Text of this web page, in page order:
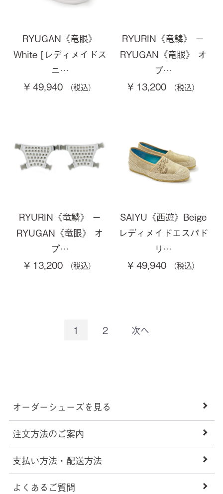
RYUGAN《竜眼》
White [レディメイドス
ニ…
¥ 49,940
RYURIN《竜鱗》 ー
RYUGAN《竜眼》 オ
プ…
¥ 13,200
RYURIN《竜鱗》 ー
RYUGAN《竜眼》 オ
プ…
¥ 13,200
SAIYU《西遊》Beige
レディメイドエスパド
リ…
¥ 49,940
1 2 次へ
オーダーシューズを見る
注文方法のご案内
支払い方法・配送方法
よくあるご質問